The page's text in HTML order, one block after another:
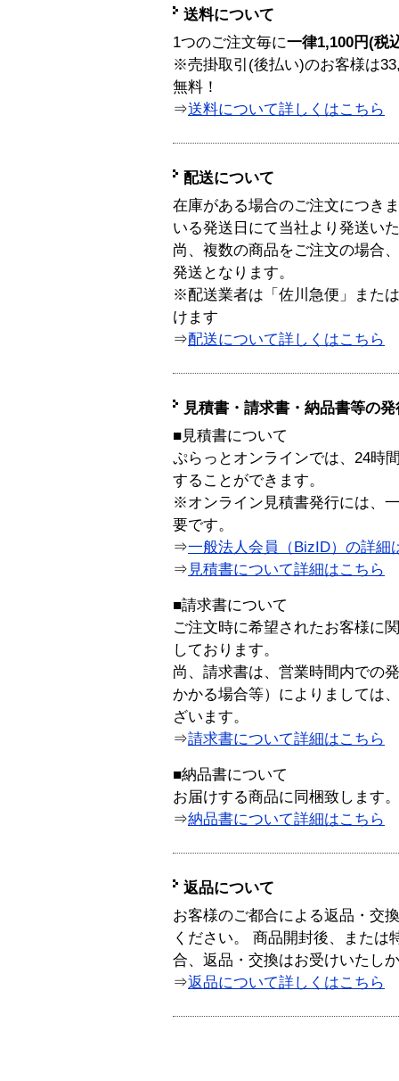
送料について
1つのご注文毎に一律1,100円(税
※売掛取引(後払い)のお客様は
無料！
⇒送料について詳しくはこちら
配送について
在庫がある場合のご注文につき
いる発送日にて当社より発送い
尚、複数の商品をご注文の場合
発送となります。
※配送業者は「佐川急便」また
けます
⇒配送について詳しくはこちら
見積書・請求書・納品書等の
■見積書について
ぷらっとオンラインでは、24時
することができます。
※オンライン見積書発行には、
要です。
⇒一般法人会員（BizID）の詳細
⇒ 見積書について詳細はこちら
■請求書について
ご注文時に希望されたお客様に
しております。
尚、請求書は、営業時間内での
かかる場合等）によりましては
ざいます。
⇒請求書について詳細はこちら
■納品書について
お届けする商品に同梱致します。
⇒納品書について詳細はこちら
返品について
お客様のご都合による返品・交
ください。 商品開封後、または
合、返品・交換はお受けいたし
⇒返品について詳しくはこちら